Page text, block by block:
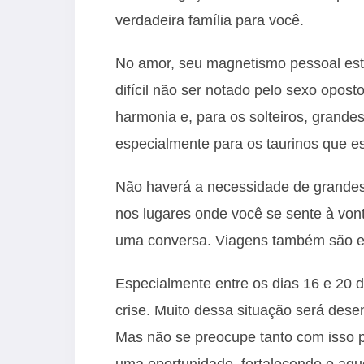
verdadeira família para você.
No amor, seu magnetismo pessoal
difícil não ser notado pelo sexo
harmonia e, para os solteiros,
especialmente para os taurinos que
Não haverá a necessidade de
nos lugares onde você se sente à
uma conversa. Viagens também são
Especialmente entre os dias 16 e 20
crise. Muito dessa situação será
Mas não se preocupe tanto com isso